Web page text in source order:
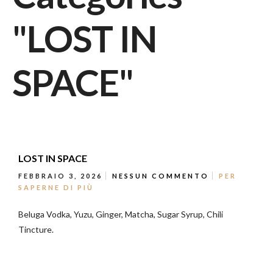
"LOST IN
SPACE"
LOST IN SPACE
FEBBRAIO 3, 2026 NESSUN COMMENTO
PER
SAPERNE DI PIÙ
Beluga Vodka, Yuzu, Ginger, Matcha, Sugar Syrup, Chili
Tincture.